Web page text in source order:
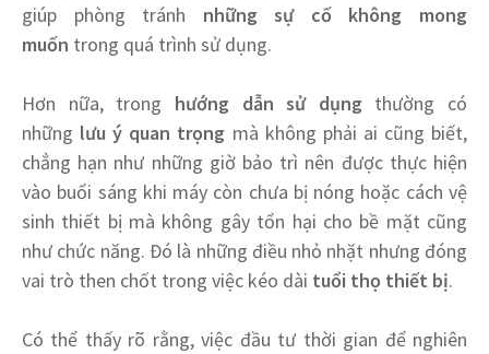
giúp phòng tránh những sự cố không mong
muốn trong quá trình sử dụng.
Hơn nữa, trong hướng dẫn sử dụng thường có
những lưu ý quan trọng mà không phải ai cũng biết,
chẳng hạn như những giờ bảo trì nên được thực hiện
vào buổi sáng khi máy còn chưa bị nóng hoặc cách vệ
sinh thiết bị mà không gây tổn hại cho bề mặt cũng
như chức năng. Đó là những điều nhỏ nhặt nhưng đóng
vai trò then chốt trong việc kéo dài tuổi thọ thiết bị.
Có thể thấy rõ rằng, việc đầu tư thời gian để nghiên